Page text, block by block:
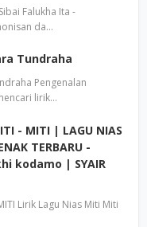
Falukha Ita -
da…
Tundraha
Pengenalan
lirik…
- MITI | LAGU NIAS
TERBARU -
kodamo | SYAIR
Lirik Lagu Nias Miti Miti